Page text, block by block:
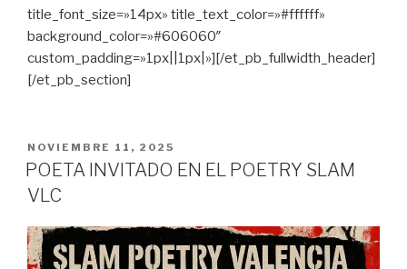
title_font_size=»14px» title_text_color=»#ffffff»
background_color=»#606060″
custom_padding=»1px||1px|»][/et_pb_fullwidth_header]
[/et_pb_section]
PUBLICADO
EN
NOVIEMBRE 11, 2025
POETA INVITADO EN EL POETRY SLAM
VLC